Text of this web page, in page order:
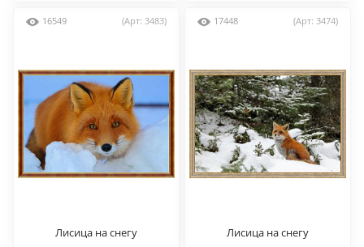
16549 (Арт: 3483)
Лисица на снегу
17448 (Арт: 3474)
Лисица на снегу